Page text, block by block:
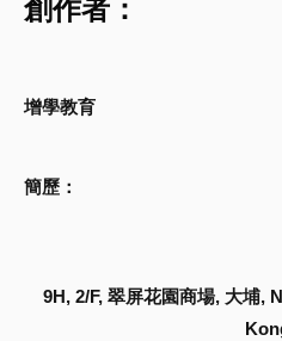
創作者：
增學教育
簡歷：
9H, 2/F, 翠屏花園商場, 大埔,